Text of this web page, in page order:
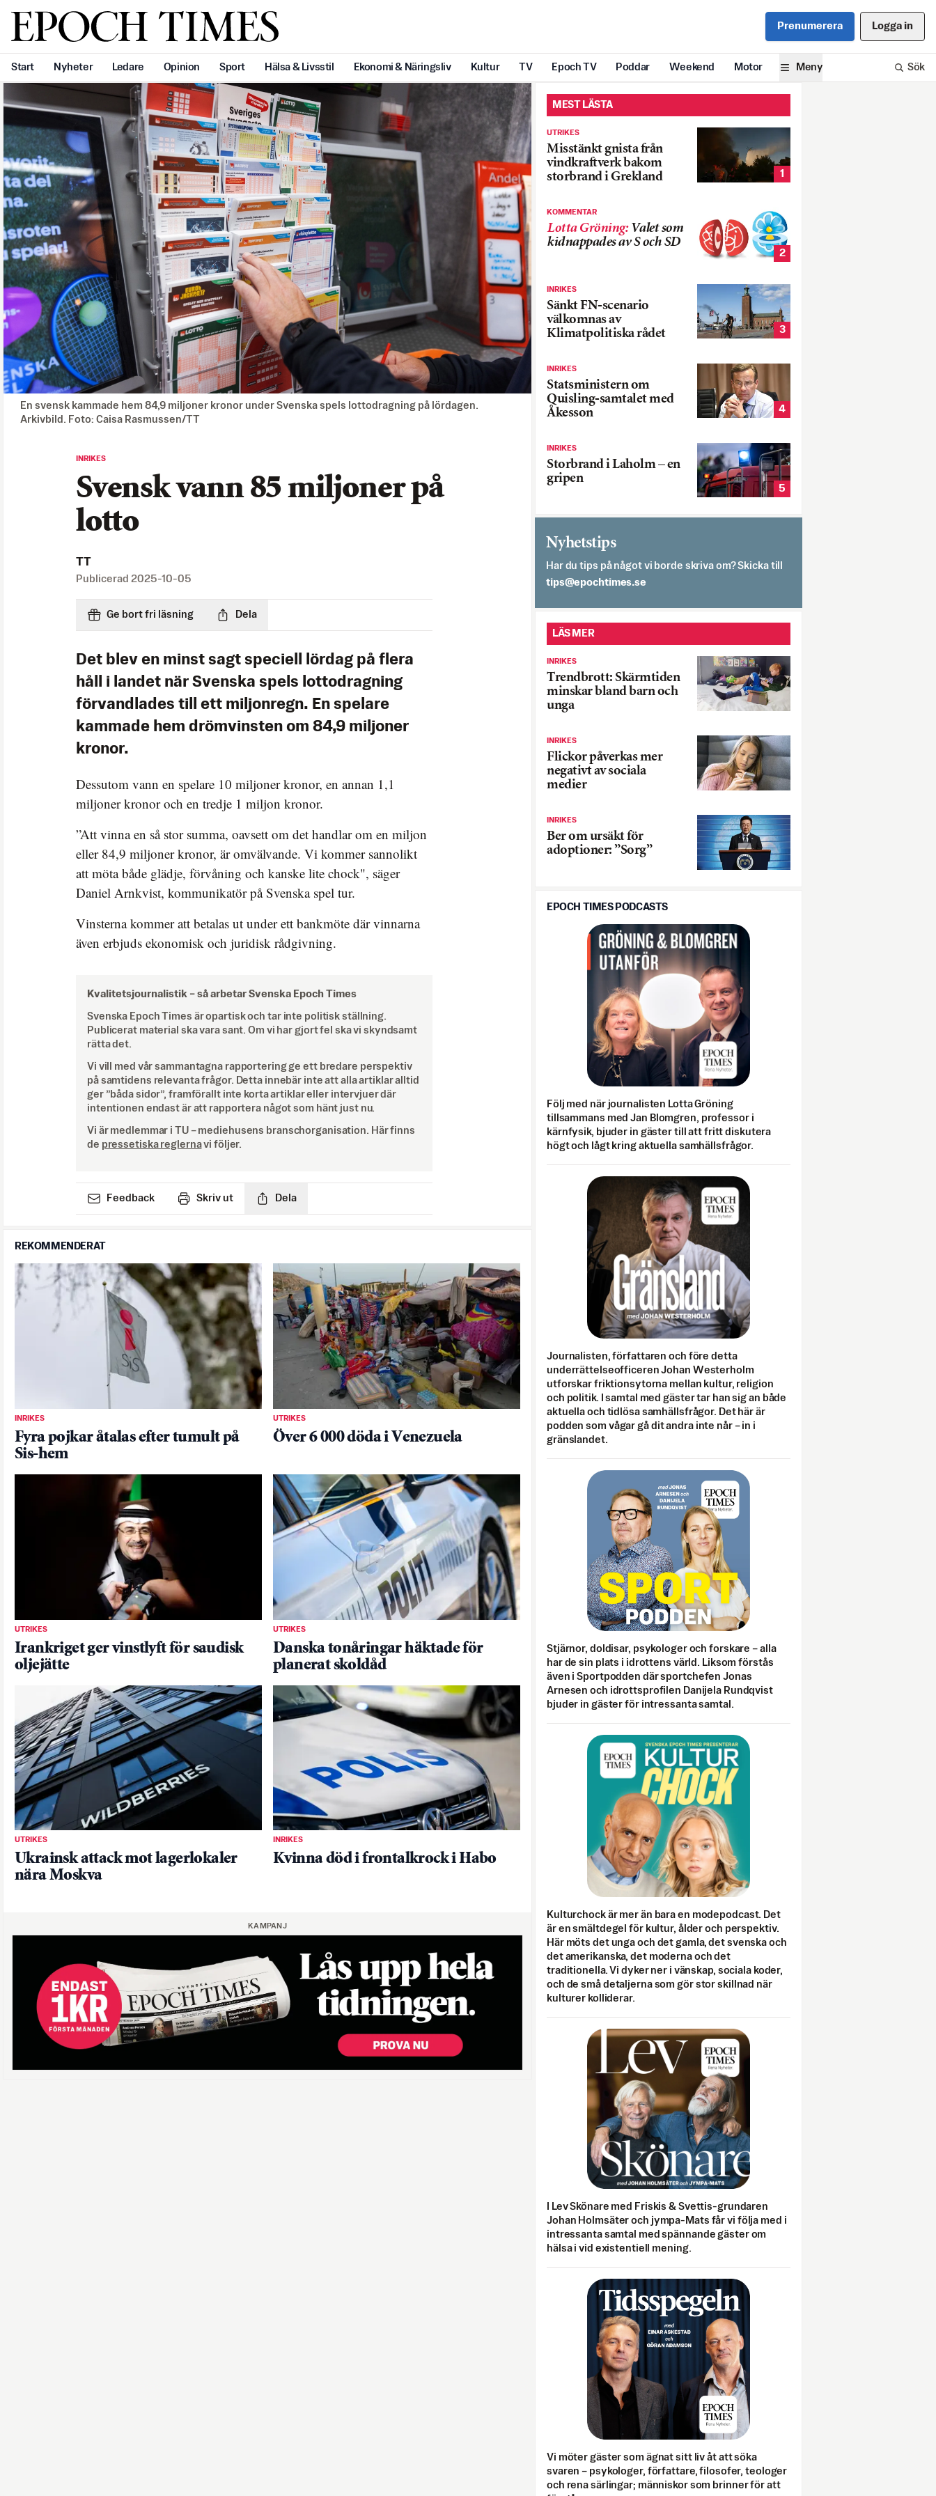
Svenska Epoch Times Prenumerera Logga in
Start Nyheter Ledare Opinion Sport Hälsa & Livsstil Ekonomi & Näringsliv Kultur TV Epoch TV Poddar Weekend Motor Meny Sök
En svensk kammade hem 84,9 miljoner kronor under Svenska spels lottodragning på lördagen.
Arkivbild. Foto: Caisa Rasmussen/TT
INRIKES
Svensk vann 85 miljoner på
lotto
TT
Publicerad 2025-10-05
Ge bort fri läsning Dela
Det blev en minst sagt speciell lördag på flera
håll i landet när Svenska spels lottodragning
förvandlades till ett miljonregn. En spelare
kammade hem drömvinsten om 84,9 miljoner
kronor.
Dessutom vann en spelare 10 miljoner kronor, en annan 1,1
miljoner kronor och en tredje 1 miljon kronor.
”Att vinna en så stor summa, oavsett om det handlar om en miljon
eller 84,9 miljoner kronor, är omvälvande. Vi kommer sannolikt
att möta både glädje, förvåning och kanske lite chock", säger
Daniel Arnkvist, kommunikatör på Svenska spel tur.
Vinsterna kommer att betalas ut under ett bankmöte där vinnarna
även erbjuds ekonomisk och juridisk rådgivning.
Kvalitetsjournalistik – så arbetar Svenska Epoch Times
Svenska Epoch Times är opartisk och tar inte politisk ställning.
Publicerat material ska vara sant. Om vi har gjort fel ska vi skyndsamt
rätta det.
Vi vill med vår sammantagna rapportering ge ett bredare perspektiv
på samtidens relevanta frågor. Detta innebär inte att alla artiklar alltid
ger ”båda sidor”, framförallt inte korta artiklar eller intervjuer där
intentionen endast är att rapportera något som hänt just nu.
Vi är medlemmar i TU – mediehusens branschorganisation. Här finns
de pressetiska reglernavi följer.
Feedback Skriv ut Dela
REKOMMENDERAT
INRIKES
Fyra pojkar åtalas efter tumult på
Sis-hem
UTRIKES
Över 6 000 döda i Venezuela
UTRIKES
Irankriget ger vinstlyft för saudisk
oljejätte
UTRIKES
Danska tonåringar häktade för
planerat skoldåd
UTRIKES
Ukrainsk attack mot lagerlokaler
nära Moskva
INRIKES
Kvinna död i frontalkrock i Habo
KAMPANJ
MEST LÄSTA
UTRIKES
Misstänkt gnista från
vindkraftverk bakom
storbrand i Grekland
1
KOMMENTAR
Lotta Gröning: Valet som
kidnappades av S och SD
2
INRIKES
Sänkt FN-scenario
välkomnas av
Klimatpolitiska rådet
3
INRIKES
Statsministern om
Quisling-samtalet med
Åkesson
4
INRIKES
Storbrand i Laholm – en
gripen
5
Nyhetstips
Har du tips på något vi borde skriva om? Skicka till
es.semithcope@spit
LÄS MER
INRIKES
Trendbrott: Skärmtiden
minskar bland barn och
unga
INRIKES
Flickor påverkas mer
negativt av sociala
medier
INRIKES
Ber om ursäkt för
adoptioner: ”Sorg”
EPOCH TIMES PODCASTS
Följ med när journalisten Lotta Gröning
tillsammans med Jan Blomgren, professor i
kärnfysik, bjuder in gäster till att fritt diskutera
högt och lågt kring aktuella samhällsfrågor.
Journalisten, författaren och före detta
underrättelseofficeren Johan Westerholm
utforskar friktionsytorna mellan kultur, religion
och politik. I samtal med gäster tar han sig an både
aktuella och tidlösa samhällsfrågor. Det här är
podden som vågar gå dit andra inte når – in i
gränslandet.
Stjärnor, doldisar, psykologer och forskare – alla
har de sin plats i idrottens värld. Liksom förstås
även i Sportpodden där sportchefen Jonas
Arnesen och idrottsprofilen Danijela Rundqvist
bjuder in gäster för intressanta samtal.
Kulturchock är mer än bara en modepodcast. Det
är en smältdegel för kultur, ålder och perspektiv.
Här möts det unga och det gamla, det svenska och
det amerikanska, det moderna och det
traditionella. Vi dyker ner i vänskap, sociala koder,
och de små detaljerna som gör stor skillnad när
kulturer kolliderar.
I Lev Skönare med Friskis & Svettis-grundaren
Johan Holmsäter och jympa-Mats får vi följa med i
intressanta samtal med spännande gäster om
hälsa i vid existentiell mening.
Vi möter gäster som ägnat sitt liv åt att söka
svaren – psykologer, författare, filosofer, teologer
och rena särlingar; människor som brinner för att